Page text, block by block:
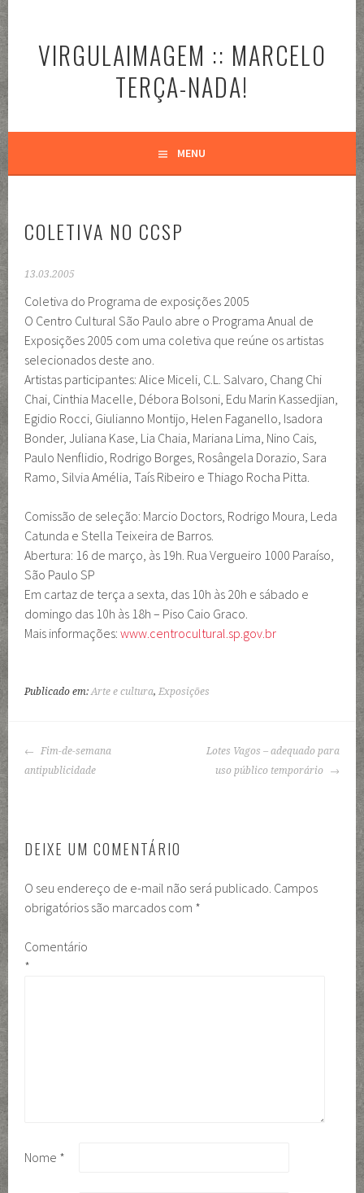
o
conteúdoVIRGULAIMAGEM :: MARCELO
TERÇA-NADA!
MENU
COLETIVA NO CCSP
13.03.2005
Coletiva do Programa de exposições 2005
O Centro Cultural São Paulo abre o Programa Anual de
Exposições 2005 com uma coletiva que reúne os artistas
selecionados deste ano.
Artistas participantes: Alice Miceli, C.L. Salvaro, Chang Chi
Chai, Cinthia Macelle, Débora Bolsoni, Edu Marin Kassedjian,
Egidio Rocci, Giulianno Montijo, Helen Faganello, Isadora
Bonder, Juliana Kase, Lia Chaia, Mariana Lima, Nino Cais,
Paulo Nenflidio, Rodrigo Borges, Rosângela Dorazio, Sara
Ramo, Silvia Amélia, Taís Ribeiro e Thiago Rocha Pitta.
Comissão de seleção: Marcio Doctors, Rodrigo Moura, Leda
Catunda e Stella Teixeira de Barros.
Abertura: 16 de março, às 19h. Rua Vergueiro 1000 Paraíso,
São Paulo SP
Em cartaz de terça a sexta, das 10h às 20h e sábado e
domingo das 10h às 18h – Piso Caio Graco.
Mais informações:www.centrocultural.sp.gov.br
Publicado em:Arte e cultura,Exposições
NAVEGAÇÃO
DE
Fim-de-semana
antipublicidade
Lotes Vagos – adequado para
uso público temporário
DEIXE UM COMENTÁRIO
O seu endereço de e-mail não será publicado. Campos
obrigatórios são marcados com *
Comentário
*
Nome *